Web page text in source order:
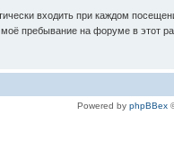
входить при каждом
пребывание на форуме в этот
Powered by phpBBex